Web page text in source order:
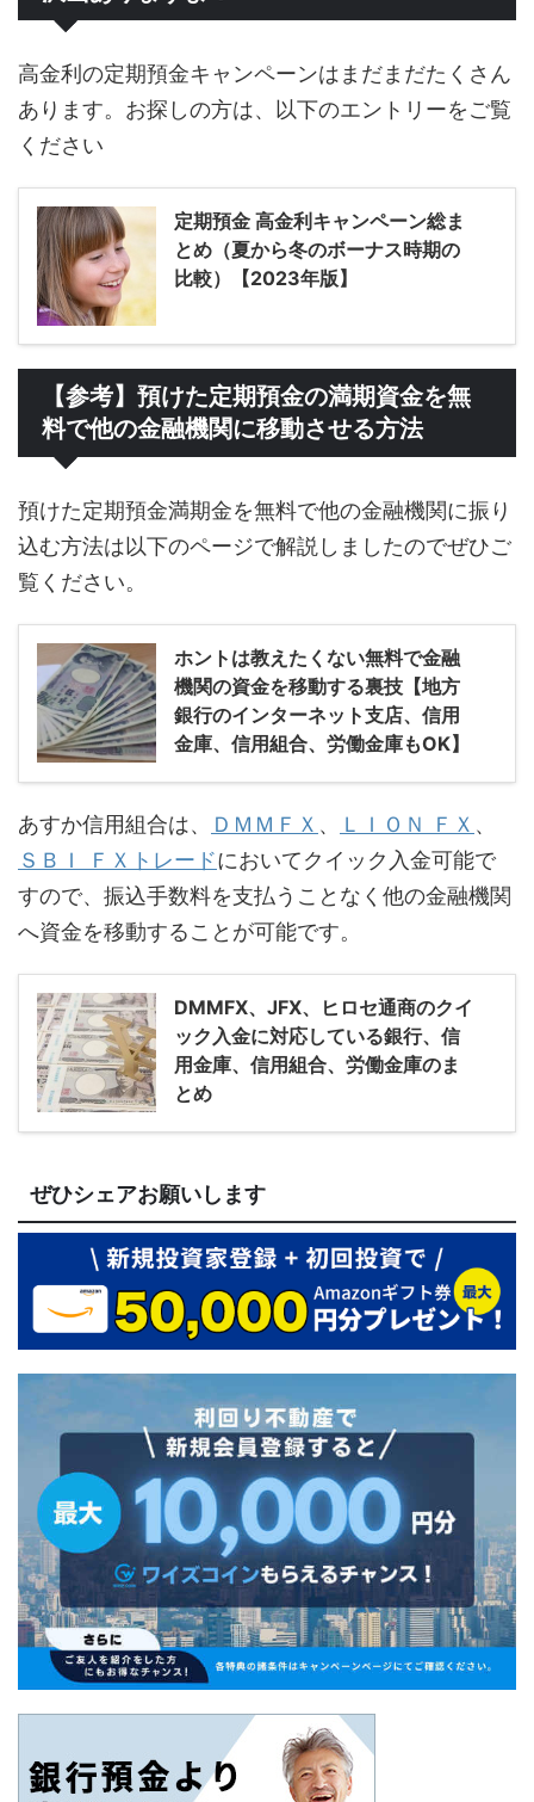
高金利の定期預金キャンペーンはまだまだたくさん
あります。お探しの方は、以下のエントリーをご覧
ください
定期預金 高金利キャンペーン総ま
とめ（夏から冬のボーナス時期の
比較）【2023年版】
【参考】預けた定期預金の満期資金を無
料で他の金融機関に移動させる方法
預けた定期預金満期金を無料で他の金融機関に振り
込む方法は以下のページで解説しましたのでぜひご
覧ください。
ホントは教えたくない無料で金融
機関の資金を移動する裏技【地方
銀行のインターネット支店、信用
金庫、信用組合、労働金庫もOK】
あすか信用組合は、 ＤＭＭＦＸ 、 ＬＩＯＮ ＦＸ 、
ＳＢＩ ＦＸトレードにおいてクイック入金可能で
すので、振込手数料を支払うことなく他の金融機関
へ資金を移動することが可能です。
DMMFX、JFX、ヒロセ通商のクイ
ック入金に対応している銀行、信
用金庫、信用組合、労働金庫のま
とめ
ぜひシェアお願いします